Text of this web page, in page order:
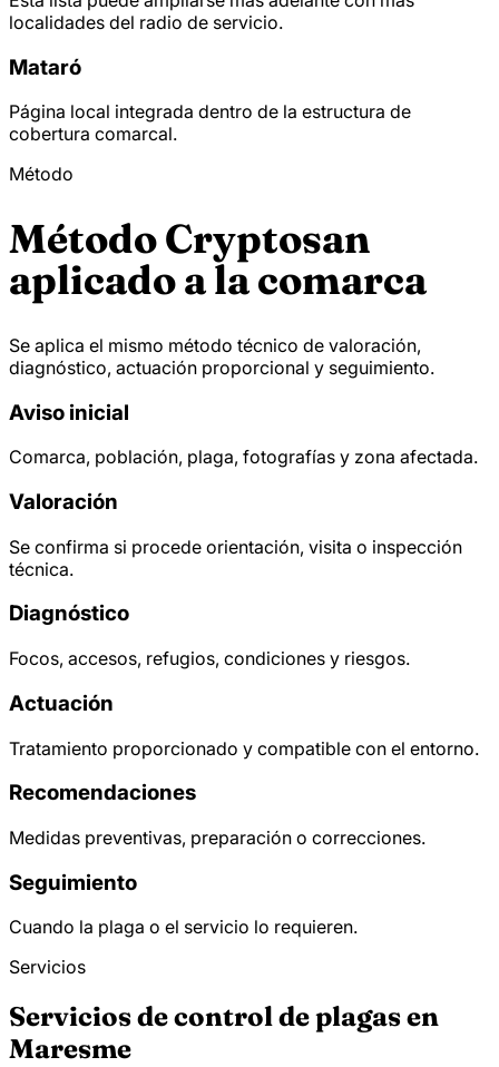
localidades del radio de servicio.
Mataró
Página local integrada dentro de la estructura de
cobertura comarcal.
Método
Método Cryptosan
aplicado a la comarca
Se aplica el mismo método técnico de valoración,
diagnóstico, actuación proporcional y seguimiento.
Aviso inicial
Comarca, población, plaga, fotografías y zona afectada.
Valoración
Se confirma si procede orientación, visita o inspección
técnica.
Diagnóstico
Focos, accesos, refugios, condiciones y riesgos.
Actuación
Tratamiento proporcionado y compatible con el entorno.
Recomendaciones
Medidas preventivas, preparación o correcciones.
Seguimiento
Cuando la plaga o el servicio lo requieren.
Servicios
Servicios de control de plagas en
Maresme